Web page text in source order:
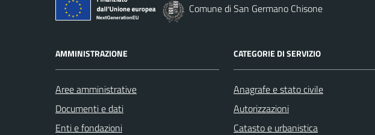
Comune di San Germano Chisone
AMMINISTRAZIONE
Aree amministrative
Documenti e dati
Enti e fondazioni
CATEGORIE DI SERVIZIO
Anagrafe e stato civile
Autorizzazioni
Catasto e urbanistica